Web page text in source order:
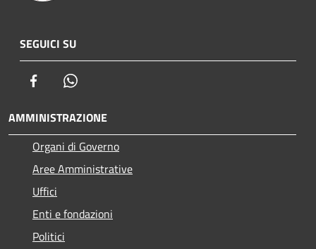
SEGUICI SU
Facebook
AMMINISTRAZIONE
Organi di Governo
Aree Amministrative
Uffici
Enti e fondazioni
Politici